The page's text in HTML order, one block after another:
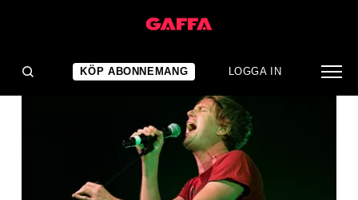
KÖP ABONNEMANG LOGGA IN